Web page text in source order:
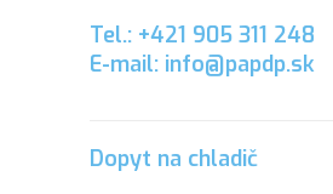
Tel.: +421 905 311 248
E-mail: info@papdp.sk
Dopyt na chladič